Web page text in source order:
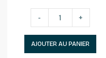
- +
AJOUTER AU PANIER